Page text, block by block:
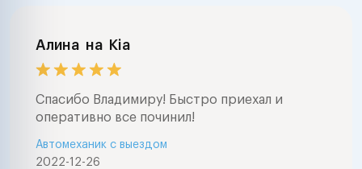
Алина на Kia
Спасибо Владимиру! Быстро приехал и
оперативно все починил!
2022-12-26
Автомеханик с выездом